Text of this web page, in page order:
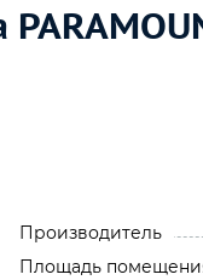
Производитель
Площадь